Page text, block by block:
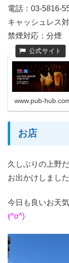
電話：03-5816-
キャッシュレス
禁煙対応：分煙
www.pub-
お店
久しぶりの上野
お出かけしました
今日も良いお天気
(^o^)